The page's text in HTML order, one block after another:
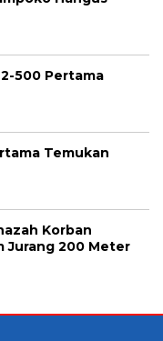
500 Pertama
Temukan
Korban
Jurang 200 Meter